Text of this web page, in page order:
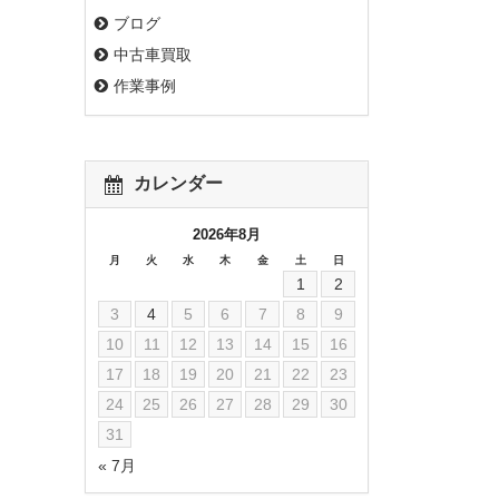
ブログ
中古車買取
作業事例
カレンダー
2026年8月
月 火 水 木 金 土 日
« 7月
1
2
3
4 5 6 7 8
9
10
11 12 13 14 15
16
17
18 19 20 21 22
23
24
25 26 27 28 29
30
31